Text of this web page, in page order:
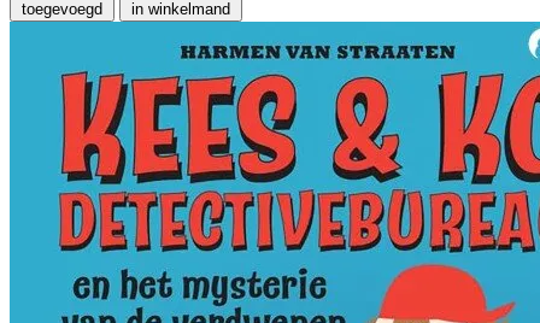
toegevoegd in winkelmand